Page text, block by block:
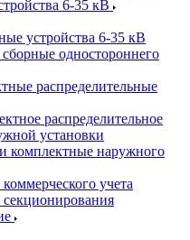
6-35 кВ
устройства 6-35 кВ
одностороннего
распределительные
распределительное
установки
наружного
учета